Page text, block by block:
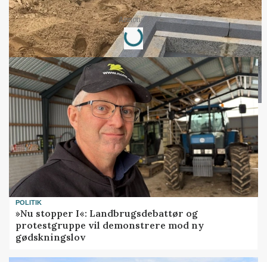
Annonce
Loading...
POLITIK
»Nu stopper I«: Landbrugsdebattør og
protestgruppe vil demonstrere mod ny
gødskningslov